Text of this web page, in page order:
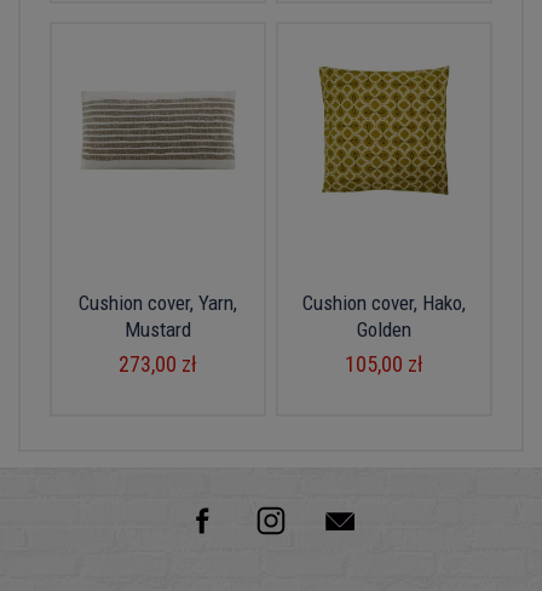
Cushion cover, Yarn,
Mustard
273,00 zł
Cushion cover, Hako,
Golden
105,00 zł